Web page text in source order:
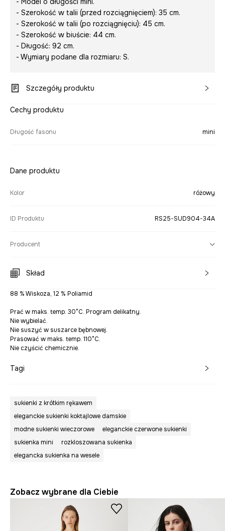
- Szerokość w talii (przed rozciągnięciem): 35 cm.
- Szerokość w talii (po rozciągnięciu): 45 cm.
- Szerokość w biuście: 44 cm.
- Długość: 92 cm.
- Wymiary podane dla rozmiaru: S.
Szczegóły produktu
Cechy produktu
Długość fasonu mini
Dane produktu
Kolor różowy
ID Produktu RS25-SUD904-34A
Producent
Skład
88 % Wiskoza, 12 % Poliamid
Prać w maks. temp. 30°C. Program delikatny.
Nie wybielać.
Nie suszyć w suszarce bębnowej.
Prasować w maks. temp. 110°C.
Nie czyścić chemicznie.
Tagi
sukienki z krótkim rękawem
eleganckie sukienki koktajlowe damskie
modne sukienki wieczorowe
eleganckie czerwone sukienki
sukienka mini
rozkloszowana sukienka
elegancka sukienka na wesele
Zobacz wybrane dla Ciebie